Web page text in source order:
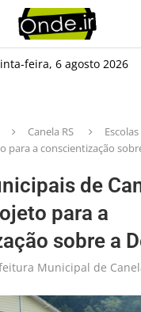
feira, 6 agosto 2026
Canela RS
para a conscientização
de
para a
sobre a
Municipal de